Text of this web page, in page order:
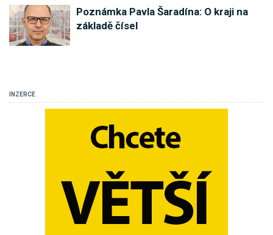
Poznámka Pavla Šaradína: O kraji na
základě čísel
INZERCE